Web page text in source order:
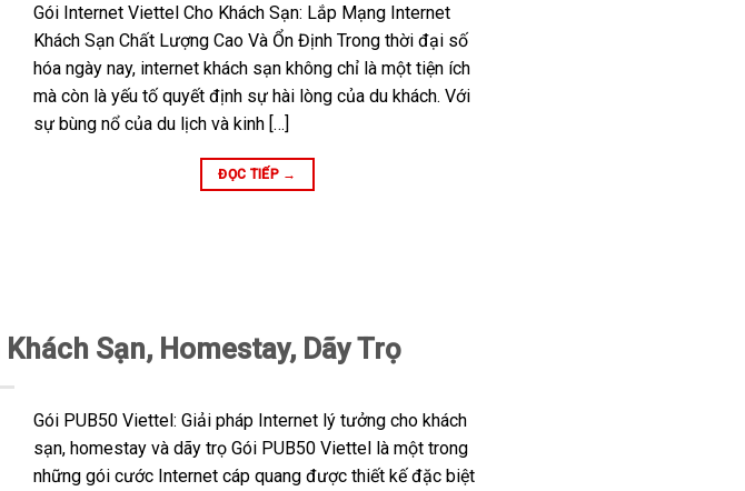
Gói Internet Viettel Cho Khách Sạn: Lắp Mạng Internet
Khách Sạn Chất Lượng Cao Và Ổn Định Trong thời đại số
hóa ngày nay, internet khách sạn không chỉ là một tiện ích
mà còn là yếu tố quyết định sự hài lòng của du khách. Với
sự bùng nổ của du lịch và kinh […]
ĐỌC TIẾP →
Sạn, Homestay, Dãy Trọ
Gói PUB50 Viettel: Giải pháp Internet lý tưởng cho khách
sạn, homestay và dãy trọ Gói PUB50 Viettel là một trong
những gói cước Internet cáp quang được thiết kế đặc biệt